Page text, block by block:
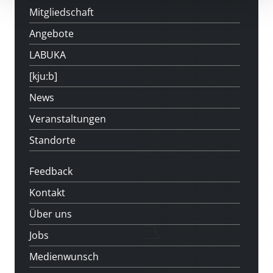
Mitgliedschaft
Angebote
LABUKA
[kju:b]
News
Veranstaltungen
Standorte
Feedback
Kontakt
Über uns
Jobs
Medienwunsch